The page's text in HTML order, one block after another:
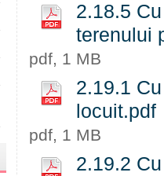
2.18.5
terenului
pdf, 1 MB
2.19.1
locuit.pdf
pdf, 1 MB
2.19.2